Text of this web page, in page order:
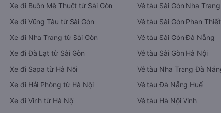
Xe đi Buôn Mê Thuột từ Sài Gòn
Xe đi Vũng Tàu từ Sài Gòn
Xe đi Nha Trang từ Sài Gòn
Xe đi Đà Lạt từ Sài Gòn
Xe đi Sapa từ Hà Nội
Xe đi Hải Phòng từ Hà Nội
Xe đi Vinh từ Hà Nội
Vé tàu Sài Gòn Nha Trang
Vé tàu Sài Gòn Phan Thiết
Vé tàu Sài Gòn Đà Nẵng
Vé tàu Sài Gòn Hà Nội
Vé tàu Nha Trang Đà
Vé tàu Đà Nẵng Huế
Vé tàu Hà Nội Vinh